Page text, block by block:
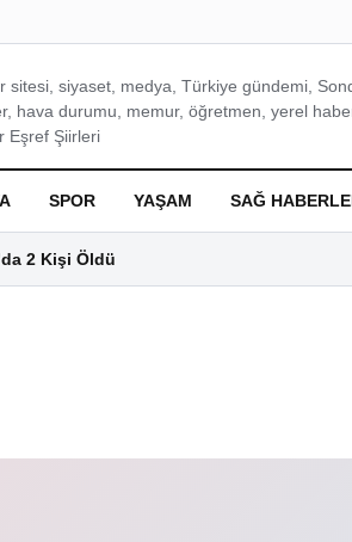
sitesi, siyaset, medya, Türkiye gündemi,
hava durumu, memur, öğretmen, yerel
Eşref Şiirleri
SPOR YAŞAM SAĞ
2 Kişi Öldü